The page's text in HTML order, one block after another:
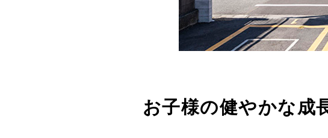
お子様の健やかな成